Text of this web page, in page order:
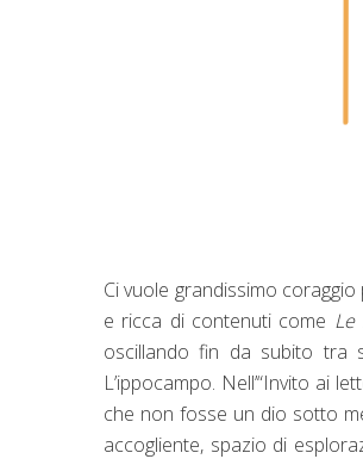
Ci vuole grandissimo
e ricca di contenuti come Le
oscillando fin da subito tra
L’ippocampo. Nell’“Invito ai
che non fosse un dio sotto
accogliente, spazio di